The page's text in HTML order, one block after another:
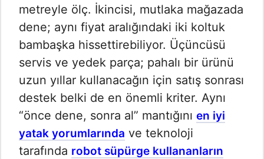
metreyle ölç. İkincisi, mutlaka mağazada
dene; aynı fiyat aralığındaki iki koltuk
bambaşka hissettirebiliyor. Üçüncüsü
servis ve yedek parça; pahalı bir ürünü
uzun yıllar kullanacağın için satış sonrası
destek belki de en önemli kriter. Aynı
“önce dene, sonra al” mantığını en iyi
yatak yorumlarında ve teknoloji
tarafında robot süpürge kullananların